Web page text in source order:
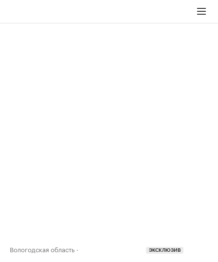
Вологодская область ЭКСКЛЮЗИВ